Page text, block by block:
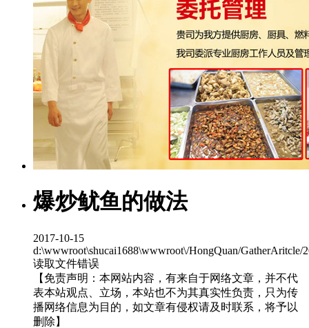
爆炒鱿鱼的做法
2017-10-15
d:\wwwroot\shucai1688\wwwroot\/HongQuan/GatherAritcle/
读取文件错误
【免责声明：本网站内容，有来自于网络文章，并不代
表本站观点、立场，本站也不为其真实性负责，只为传
播网络信息为目的，如文章有侵权请及时联系，将予以
删除】